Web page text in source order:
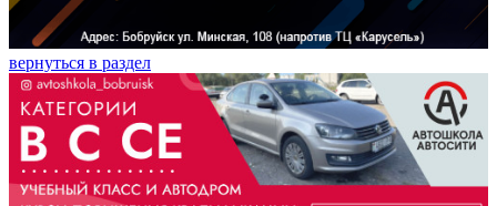
вернуться в раздел